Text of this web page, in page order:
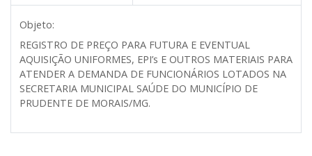
Objeto:
REGISTRO DE PREÇO PARA FUTURA E EVENTUAL
AQUISIÇÃO UNIFORMES, EPI’s E OUTROS MATERIAIS PARA
ATENDER A DEMANDA DE FUNCIONÁRIOS LOTADOS NA
SECRETARIA MUNICIPAL SAÚDE DO MUNICÍPIO DE
PRUDENTE DE MORAIS/MG.